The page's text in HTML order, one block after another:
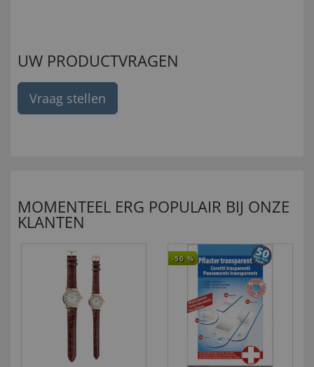
UW PRODUCTVRAGEN
Vraag stellen
MOMENTEEL ERG POPULAIR BIJ ONZE
KLANTEN
-50 %